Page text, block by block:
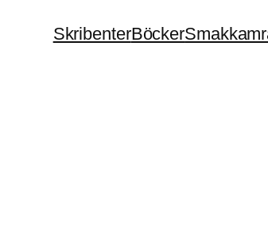
SkribenterBöcker